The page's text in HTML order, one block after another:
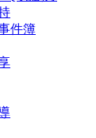
件簿